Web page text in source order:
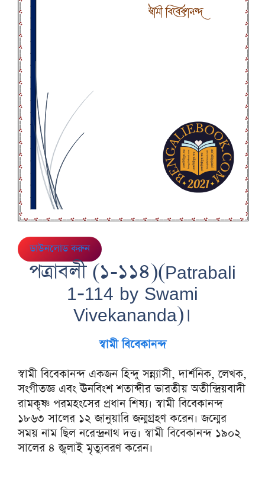
ডাউনলোড করুন
পত্রাবলী (১-১১৪)(Patrabali
1-114 by Swami
Vivekananda)।
স্বামী বিবেকানন্দ
স্বামী বিবেকানন্দ একজন হিন্দু সন্ন্যাসী, দার্শনিক, লেখক,
সংগীতজ্ঞ এবং ঊনবিংশ শতাব্দীর ভারতীয় অতীন্দ্রিয়বাদী
রামকৃষ্ণ পরমহংসের প্রধান শিষ্য। স্বামী বিবেকানন্দ
১৮৬৩ সালের ১২ জানুয়ারি জন্মগ্রহণ করেন। জন্মের
সময় নাম ছিল নরেন্দ্রনাথ দত্ত। স্বামী বিবেকানন্দ ১৯০২
সালের ৪ জুলাই মৃত্যুবরণ করেন।